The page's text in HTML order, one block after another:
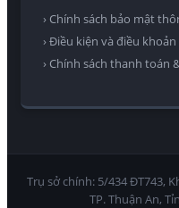
› Chính sách bảo mật
› Điều kiện và điều khoản
› Chính sách thanh toán
Trụ sở chính: 5/434 ĐT743,
TP. Thuận An,